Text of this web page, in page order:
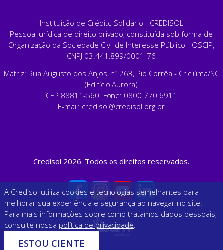
Instituição de Crédito Solidário - CREDISOL
Pessoa jurídica de direito privado, constituída sob forma de
Organização da Sociedade Civil de Interesse Público - OSCIP,
CNPJ 03.441.899/0001-76
Matriz: Rua Augusto dos Anjos, nº 263, Pio Corrêa - Criciúma/SC
(Edifício Aurora)
CEP 88811-560. Fone: 0800 770 6911
E-mail: credisol@credisol.org.br
Credisol 2026. Todos os direitos reservados.
A Credisol utiliza cookies e tecnologias semelhantes para
melhorar sua experiência e segurança ao navegar no site.
Para mais informações sobre como tratamos dados pessoais,
consulte nossa política de privacidade
ESTOU CIENTE